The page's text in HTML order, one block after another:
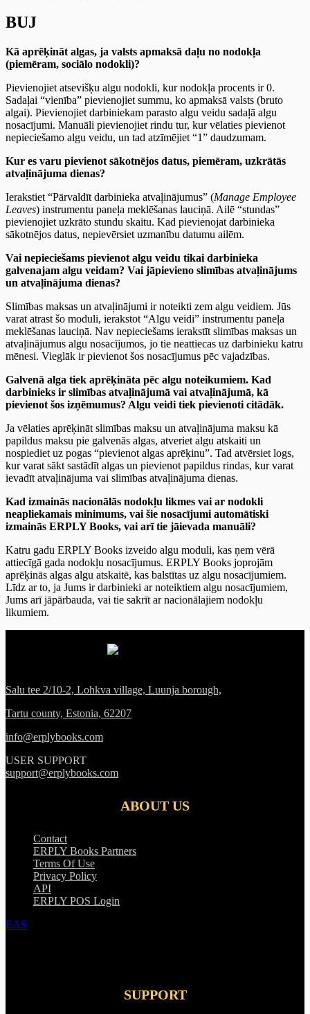
BUJ
Kā aprēķināt algas, ja valsts apmaksā daļu no nodokļa
(piemēram, sociālo nodokli)?
Pievienojiet atsevišķu algu nodokli, kur nodokļa procents ir 0.
Sadaļai “vienība” pievienojiet summu, ko apmaksā valsts (bruto
algai). Pievienojiet darbiniekam parasto algu veidu sadaļā algu
nosacījumi. Manuāli pievienojiet rindu tur, kur vēlaties pievienot
nepieciešamo algu veidu, un tad atzīmējiet “1” daudzumam.
Kur es varu pievienot sākotnējos datus, piemēram, uzkrātās
atvaļinājuma dienas?
Ierakstiet “Pārvaldīt darbinieka atvaļinājumus” (Manage Employee
Leaves) instrumentu paneļa meklēšanas lauciņā. Ailē “stundas”
pievienojiet uzkrāto stundu skaitu. Kad pievienojat darbinieka
sākotnējos datus, nepievērsiet uzmanību datumu ailēm.
Vai nepieciešams pievienot algu veidu tikai darbinieka
galvenajam algu veidam? Vai jāpievieno slimības atvaļinājums
un atvaļinājuma dienas?
Slimības maksas un atvaļinājumi ir noteikti zem algu veidiem. Jūs
varat atrast šo moduli, ierakstot “Algu veidi” instrumentu paneļa
meklēšanas lauciņā. Nav nepieciešams ierakstīt slimības maksas un
atvaļinājumus algu nosacījumos, jo tie neattiecas uz darbinieku katru
mēnesi. Vieglāk ir pievienot šos nosacījumus pēc vajadzības.
Galvenā alga tiek aprēķināta pēc algu noteikumiem. Kad
darbinieks ir slimības atvaļinājumā vai atvaļinājumā, kā
pievienot šos izņēmumus? Algu veidi tiek pievienoti citādāk.
Ja vēlaties aprēķināt slimības maksu un atvaļinājuma maksu kā
papildus maksu pie galvenās algas, atveriet algu atskaiti un
nospiediet uz pogas “pievienot algas aprēķinu”. Tad atvērsiet logs,
kur varat sākt sastādīt algas un pievienot papildus rindas, kur varat
ievadīt atvaļinājuma vai slimības atvaļinājuma dienas.
Kad izmainās nacionālās nodokļu likmes vai ar nodokli
neapliekamais minimums, vai šie nosacījumi automātiski
izmainās ERPLY Books, vai arī tie jāievada manuāli?
Katru gadu ERPLY Books izveido algu moduli, kas ņem vērā
attiecīgā gada nodokļu nosacījumus. ERPLY Books joprojām
aprēķinās algas algu atskaitē, kas balstītas uz algu nosacījumiem.
Līdz ar to, ja Jums ir darbinieki ar noteiktiem algu nosacījumiem,
Jums arī jāpārbauda, vai tie sakrīt ar nacionālajiem nodokļu
likumiem.
Salu tee 2/10-2, Lohkva village, Luunja borough,
Tartu county, Estonia, 62207
info@erplybooks.com
USER SUPPORT
support@erplybooks.com
ABOUT US
Contact
ERPLY Books Partners
Terms Of Use
Privacy Policy
API
ERPLY POS Login
EAS
SUPPORT